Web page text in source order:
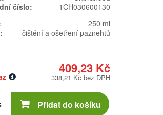
číslo:
1CH030600130
250 ml
čištění a ošetření paznehtů
409,23 Kč
338,21 Kč bez DPH
Počet
kusů Přidat do košíku